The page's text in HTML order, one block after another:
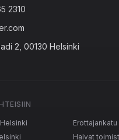
2310
2, 00130 Helsinki
Erottajankatu
Halvat